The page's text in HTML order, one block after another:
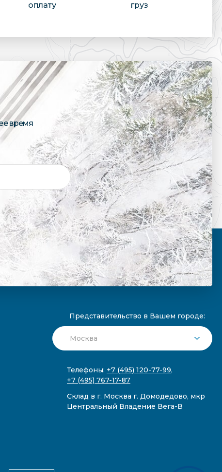
оплату
груз
время
Представительство в Вашем городе:
Телефоны: +7 (495) 120-77-99,
+7 (495) 767-17-87
Склад в г. Москва г. Домодедово, мкр
Центральный Владение Вега-В